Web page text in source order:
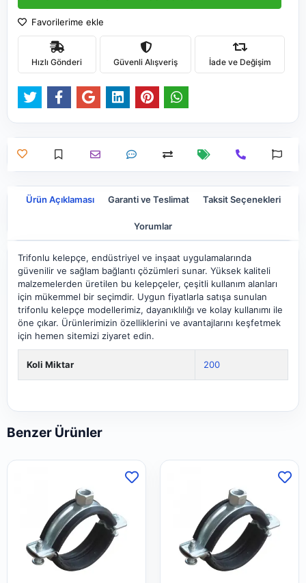
Favorilerime ekle
Hızlı Gönderi Güvenli Alışveriş İade ve Değişim
Ürün Açıklaması Garanti ve Teslimat Taksit Seçenekleri
Yorumlar
Trifonlu kelepçe, endüstriyel ve inşaat uygulamalarında
güvenilir ve sağlam bağlantı çözümleri sunar. Yüksek kaliteli
malzemelerden üretilen bu kelepçeler, çeşitli kullanım alanları
için mükemmel bir seçimdir. Uygun fiyatlarla satışa sunulan
trifonlu kelepçe modellerimiz, dayanıklılığı ve kolay kullanımı ile
öne çıkar. Ürünlerimizin özelliklerini ve avantajlarını keşfetmek
için hemen sitemizi ziyaret edin.
Koli Miktar 200
Benzer Ürünler